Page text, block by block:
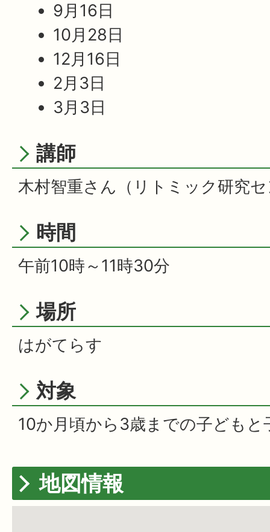
9月16日
10月28日
12月16日
2月3日
3月3日
講師
木村智重さん（リトミック研究
時間
午前10時～11時30分
場所
はがてらす
対象
10か月頃から3歳までの子どもと
地図情報